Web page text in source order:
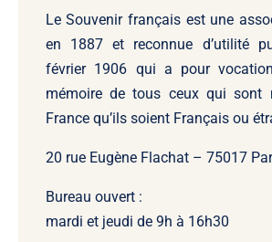
Le Souvenir français est une
en 1887 et reconnue d’utilité
février 1906 qui a pour
mémoire de tous ceux qui sont
France qu’ils soient Français ou
20 rue Eugène Flachat – 75017
Bureau ouvert :
mardi et jeudi de 9h à 16h30